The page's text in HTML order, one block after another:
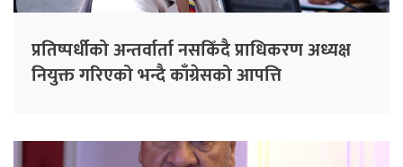
प्रतिष्पर्धीको अन्तर्वार्ता नसकिँदै प्राधिकरण अध्यक्ष
नियुक्त गरिएको भन्दै काँग्रेसको आपत्ति